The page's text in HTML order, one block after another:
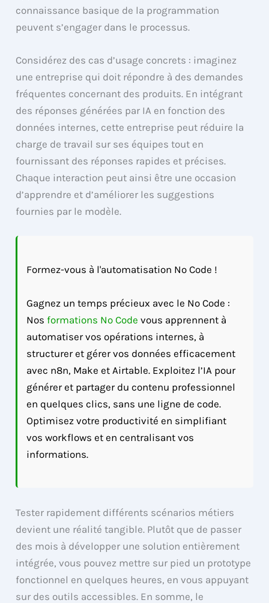
connaissance basique de la programmation
peuvent s’engager dans le processus.
Considérez des cas d’usage concrets : imaginez
une entreprise qui doit répondre à des demandes
fréquentes concernant des produits. En intégrant
des réponses générées par IA en fonction des
données internes, cette entreprise peut réduire la
charge de travail sur ses équipes tout en
fournissant des réponses rapides et précises.
Chaque interaction peut ainsi être une occasion
d’apprendre et d’améliorer les suggestions
fournies par le modèle.
Formez-vous à l'automatisation No Code !
Gagnez un temps précieux avec le No Code :
Nosformations No Code vous apprennent à
automatiser vos opérations internes, à
structurer et gérer vos données efficacement
avec n8n, Make et Airtable. Exploitez l’IA pour
générer et partager du contenu professionnel
en quelques clics, sans une ligne de code.
Optimisez votre productivité en simplifiant
vos workflows et en centralisant vos
informations.
Tester rapidement différents scénarios métiers
devient une réalité tangible. Plutôt que de passer
des mois à développer une solution entièrement
intégrée, vous pouvez mettre sur pied un prototype
fonctionnel en quelques heures, en vous appuyant
sur des outils accessibles. En somme, le